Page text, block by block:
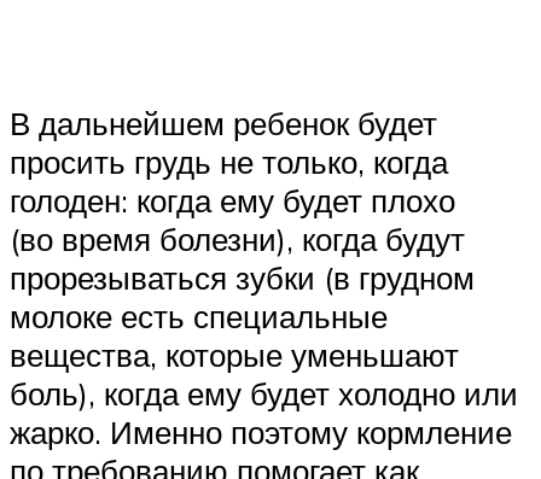
В дальнейшем ребенок будет
просить грудь не только, когда
голоден: когда ему будет плохо
(во время болезни), когда будут
прорезываться зубки (в грудном
молоке есть специальные
вещества, которые уменьшают
боль), когда ему будет холодно или
жарко. Именно поэтому кормление
по требованию помогает как